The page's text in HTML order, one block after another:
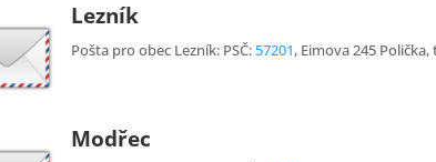
Lezník
Pošta pro obec Lezník: PSČ:57201, Eimova 245
Modřec